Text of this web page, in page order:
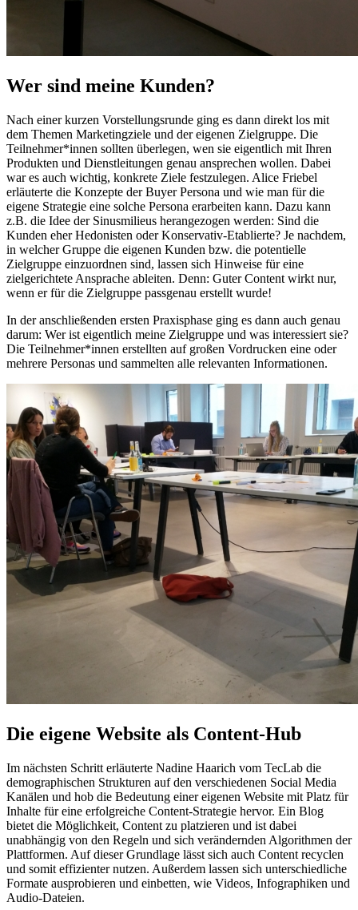
Wer sind meine Kunden?
Nach einer kurzen Vorstellungsrunde ging es dann direkt los mit
dem Themen Marketingziele und der eigenen Zielgruppe. Die
Teilnehmer*innen sollten überlegen, wen sie eigentlich mit Ihren
Produkten und Dienstleitungen genau ansprechen wollen. Dabei
war es auch wichtig, konkrete Ziele festzulegen. Alice Friebel
erläuterte die Konzepte der Buyer Persona und wie man für die
eigene Strategie eine solche Persona erarbeiten kann. Dazu kann
z.B. die Idee der Sinusmilieus herangezogen werden: Sind die
Kunden eher Hedonisten oder Konservativ-Etablierte? Je nachdem,
in welcher Gruppe die eigenen Kunden bzw. die potentielle
Zielgruppe einzuordnen sind, lassen sich Hinweise für eine
zielgerichtete Ansprache ableiten. Denn: Guter Content wirkt nur,
wenn er für die Zielgruppe passgenau erstellt wurde!
In der anschließenden ersten Praxisphase ging es dann auch genau
darum: Wer ist eigentlich meine Zielgruppe und was interessiert sie?
Die Teilnehmer*innen erstellten auf großen Vordrucken eine oder
mehrere Personas und sammelten alle relevanten Informationen.
Die eigene Website als Content-Hub
Im nächsten Schritt erläuterte Nadine Haarich vom TecLab die
demographischen Strukturen auf den verschiedenen Social Media
Kanälen und hob die Bedeutung einer eigenen Website mit Platz für
Inhalte für eine erfolgreiche Content-Strategie hervor. Ein Blog
bietet die Möglichkeit, Content zu platzieren und ist dabei
unabhängig von den Regeln und sich verändernden Algorithmen der
Plattformen. Auf dieser Grundlage lässt sich auch Content recyclen
und somit effizienter nutzen. Außerdem lassen sich unterschiedliche
Formate ausprobieren und einbetten, wie Videos, Infographiken und
Audio-Dateien.